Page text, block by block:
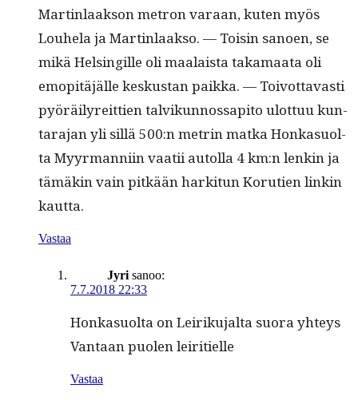
Mar­tin­laak­son metron varaan, kuten myös
Louhela ja Mar­tin­laak­so. — Toisin sanoen, se
mikä Helsingille oli maalaista taka­maa­ta oli
emo­pitäjälle keskus­tan paik­ka. — Toiv­ot­tavasti
pyöräi­lyre­it­tien talvikun­nos­s­api­to ulot­tuu kun­
tara­jan yli sil­lä 500:n metrin mat­ka Honka­suol­
ta Myyr­man­ni­in vaatii autol­la 4 km:n lenkin ja
tämäkin vain pitkään hark­i­tun Koru­tien linkin
kautta.
Vastaa
Jyri sanoo:
7.7.2018 22:33
Honka­suol­ta on Leiriku­jal­ta suo­ra yhteys
Van­taan puolen leiritielle
Vastaa